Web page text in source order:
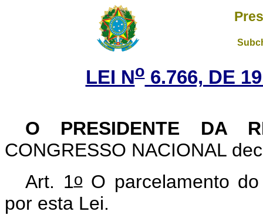
LEI No6.766, DE
O PRESIDENTE DA
CONGRESSO NACIONAL
Art. 1oO parcelamento
por esta Lei.